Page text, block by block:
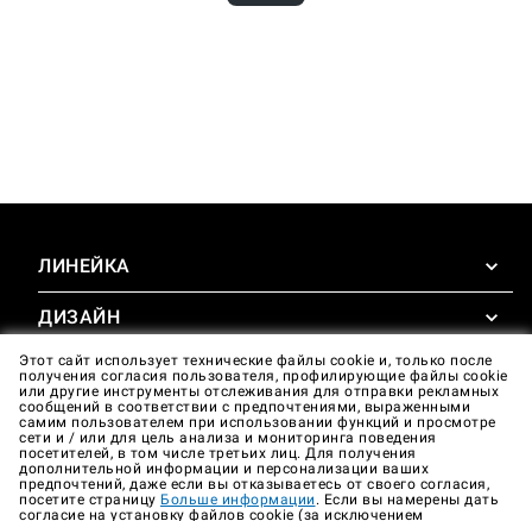
ЛИНЕЙКА
SuperOven
Аксессуары
ДИЗАЙН
Design Concierge
Design Lounge
Загрузки
Галерея
ОПЫТ
SuperOven Experience
Unox Casa App
ПОДДЕРЖИВАТЬ
Гарантия
Техническая поддержка
Этот сайт использует технические файлы cookie и, только после
получения согласия пользователя, профилирующие файлы cookie
или другие инструменты отслеживания для отправки рекламных
сообщений в соответствии с предпочтениями, выраженными
самим пользователем при использовании функций и просмотре
сети и / или для цель анализа и мониторинга поведения
посетителей, в том числе третьих лиц. Для получения
дополнительной информации и персонализации ваших
предпочтений, даже если вы отказываетесь от своего согласия,
посетите страницу Больше информации . Если вы намерены дать
согласие на установку файлов cookie (за исключением